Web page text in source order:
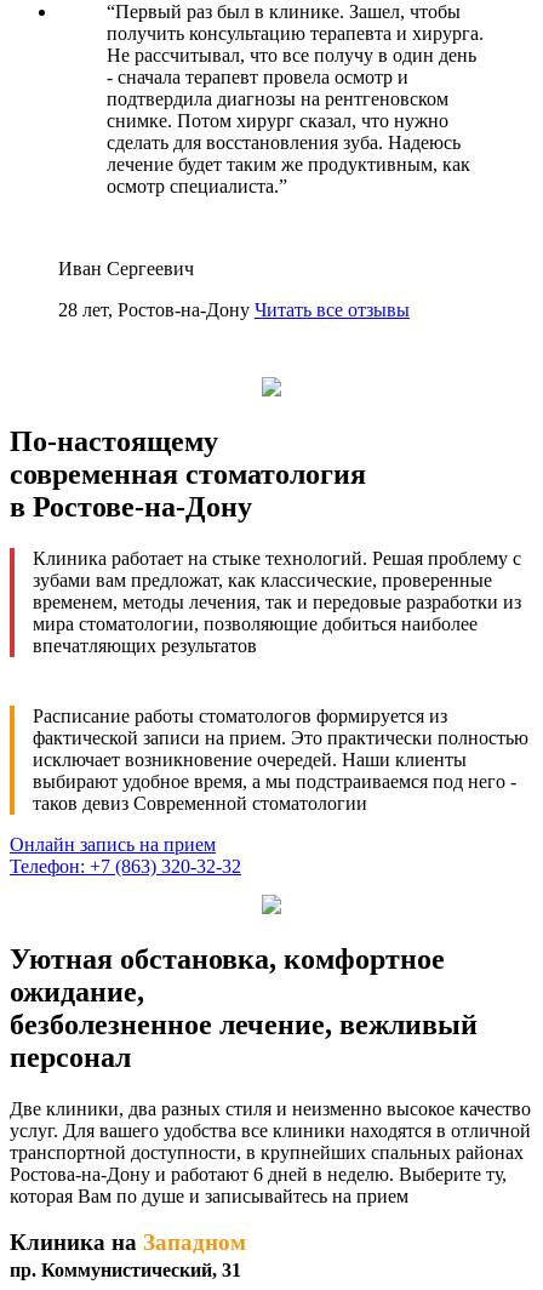
“Первый раз был в клинике. Зашел, чтобы
получить консультацию терапевта и хирурга.
Не рассчитывал, что все получу в один день
- сначала терапевт провела осмотр и
подтвердила диагнозы на рентгеновском
снимке. Потом хирург сказал, что нужно
сделать для восстановления зуба. Надеюсь
лечение будет таким же продуктивным, как
осмотр специалиста.”
Иван Сергеевич
28 лет, Ростов-на-Дону Читать все отзывы
По-настоящему
современная стоматология
в Ростове-на-Дону
Клиника работает на стыке технологий. Решая проблему с
зубами вам предложат, как классические, проверенные
временем, методы лечения, так и передовые разработки из
мира стоматологии, позволяющие добиться наиболее
впечатляющих результатов
Расписание работы стоматологов формируется из
фактической записи на прием. Это практически полностью
исключает возникновение очередей. Наши клиенты
выбирают удобное время, а мы подстраиваемся под него -
таков девиз Современной стоматологии
Онлайн запись на прием
Телефон: +7 (863) 320-32-32
Уютная обстановка, комфортное
ожидание,
безболезненное лечение, вежливый
персонал
Две клиники, два разных стиля и неизменно высокое качество
услуг. Для вашего удобства все клиники находятся в отличной
транспортной доступности, в крупнейших спальных районах
Ростова-на-Дону и работают 6 дней в неделю. Выберите ту,
которая Вам по душе и записывайтесь на прием
Клиника на Западном
пр. Коммунистический, 31